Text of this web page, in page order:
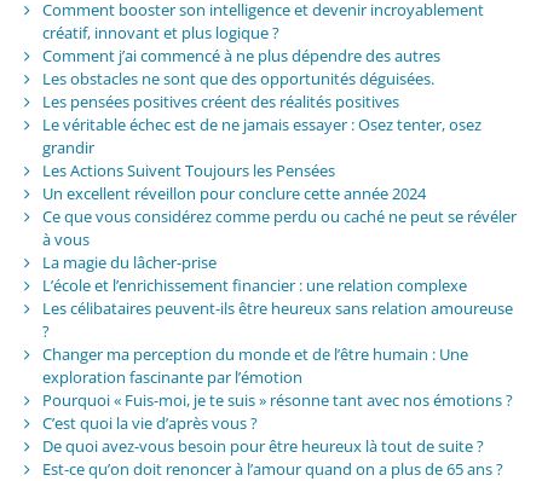
Comment booster son intelligence et devenir incroyablement
créatif, innovant et plus logique ?
Comment j’ai commencé à ne plus dépendre des autres
Les obstacles ne sont que des opportunités déguisées.
Les pensées positives créent des réalités positives
Le véritable échec est de ne jamais essayer : Osez tenter, osez
grandir
Les Actions Suivent Toujours les Pensées
Un excellent réveillon pour conclure cette année 2024
Ce que vous considérez comme perdu ou caché ne peut se révéler
à vous
La magie du lâcher-prise
L’école et l’enrichissement financier : une relation complexe
Les célibataires peuvent-ils être heureux sans relation amoureuse
?
Changer ma perception du monde et de l’être humain : Une
exploration fascinante par l’émotion
Pourquoi « Fuis-moi, je te suis » résonne tant avec nos émotions ?
C’est quoi la vie d’après vous ?
De quoi avez-vous besoin pour être heureux là tout de suite ?
Est-ce qu’on doit renoncer à l’amour quand on a plus de 65 ans ?